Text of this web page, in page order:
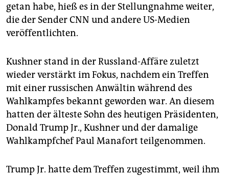
getan habe, hieß es in der Stellungnahme weiter,
die der Sender CNN und andere US-Medien
veröffentlichten.
Kushner stand in der Russland-Affäre zuletzt
wieder verstärkt im Fokus, nachdem ein Treffen
mit einer russischen Anwältin während des
Wahlkampfes bekannt geworden war. An diesem
hatten der älteste Sohn des heutigen Präsidenten,
Donald Trump Jr., Kushner und der damalige
Wahlkampfchef Paul Manafort teilgenommen.
Trump Jr. hatte dem Treffen zugestimmt, weil ihm